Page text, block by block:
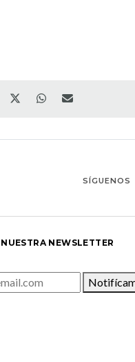
SÍGUENOS
NEWSLETTER